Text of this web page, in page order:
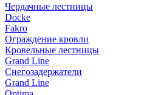
Чердачные лестницы
Docke
Fakro
Ограждение кровли
Кровельные лестницы
Grand Line
Снегозадержатели
Grand Line